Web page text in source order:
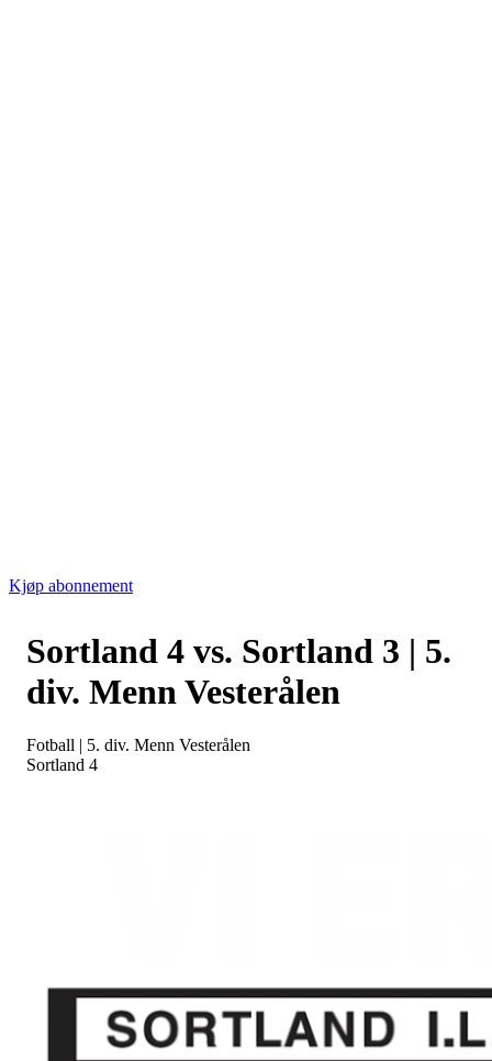
Kjøp abonnement
Sortland 4 vs. Sortland 3 | 5.
div. Menn Vesterålen
Fotball | 5. div. Menn Vesterålen
Sortland 4